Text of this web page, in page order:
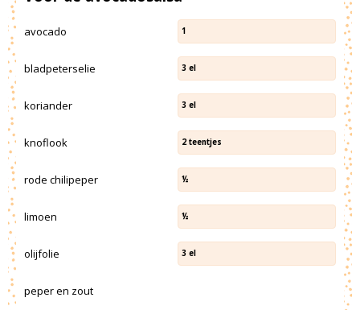
avocado 1
bladpeterselie 3 el
koriander 3 el
knoflook 2 teentjes
rode chilipeper ½
limoen ½
olijfolie 3 el
peper en zout